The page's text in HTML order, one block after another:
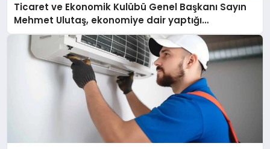
Ticaret ve Ekonomik Kulübü Genel Başkanı Sayın
Mehmet Ulutaş, ekonomiye dair yaptığı
açıklamada şunları kaydetti: